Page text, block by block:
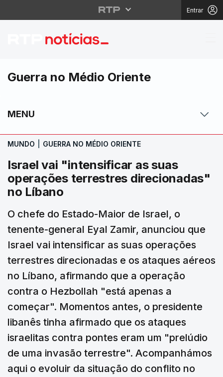
Entrar
Israel vai "intensificar
Guerra no Médio Oriente
MENU
MUNDO GUERRA NO MÉDIO ORIENTE
Israel vai "intensificar as suas
operações terrestres direcionadas"
no Líbano
O chefe do Estado-Maior de Israel, o
tenente-general Eyal Zamir, anunciou que
Israel vai intensificar as suas operações
terrestres direcionadas e os ataques aéreos
no Líbano, afirmando que a operação
contra o Hezbollah "está apenas a
começar". Momentos antes, o presidente
libanês tinha afirmado que os ataques
israelitas contra pontes eram um "prelúdio
de uma invasão terrestre". Acompanhámos
aqui o evoluir da situação do conflito no